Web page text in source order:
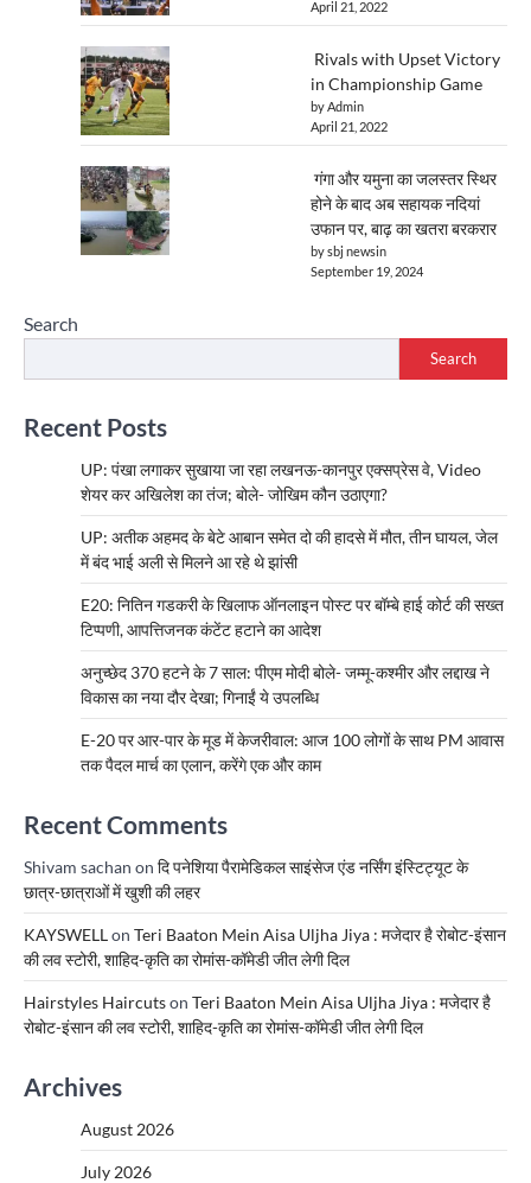
April 21, 2022
Rivals with Upset Victory
in Championship Game
by Admin
April 21, 2022
गंगा और यमुना का जलस्तर स्थिर
होने के बाद अब सहायक नदियां
उफान पर, बाढ़ का खतरा बरकरार
by sbj newsin
September 19, 2024
Search
Search
Recent Posts
UP: पंखा लगाकर सुखाया जा रहा लखनऊ-कानपुर एक्सप्रेस वे, Video
शेयर कर अखिलेश का तंज; बोले- जोखिम कौन उठाएगा?
UP: अतीक अहमद के बेटे आबान समेत दो की हादसे में मौत, तीन घायल, जेल
में बंद भाई अली से मिलने आ रहे थे झांसी
E20: नितिन गडकरी के खिलाफ ऑनलाइन पोस्ट पर बॉम्बे हाई कोर्ट की सख्त
टिप्पणी, आपत्तिजनक कंटेंट हटाने का आदेश
अनुच्छेद 370 हटने के 7 साल: पीएम मोदी बोले- जम्मू-कश्मीर और लद्दाख ने
विकास का नया दौर देखा; गिनाईं ये उपलब्धि
E-20 पर आर-पार के मूड में केजरीवाल: आज 100 लोगों के साथ PM आवास
तक पैदल मार्च का एलान, करेंगे एक और काम
Recent Comments
Shivam sachan on दि पनेशिया पैरामेडिकल साइंसेज एंड नर्सिंग इंस्टिट्यूट के
छात्र-छात्राओं में खुशी की लहर
KAYSWELLon Teri Baaton Mein Aisa Uljha Jiya : मजेदार है रोबोट-इंसान
की लव स्टोरी, शाहिद-कृति का रोमांस-कॉमेडी जीत लेगी दिल
Hairstyles Haircutson Teri Baaton Mein Aisa Uljha Jiya : मजेदार है
रोबोट-इंसान की लव स्टोरी, शाहिद-कृति का रोमांस-कॉमेडी जीत लेगी दिल
Archives
August 2026
July 2026